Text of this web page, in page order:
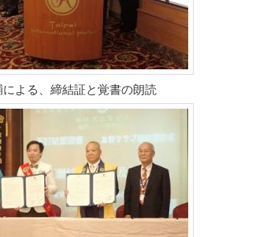
よる、締結証と覚書の朗読